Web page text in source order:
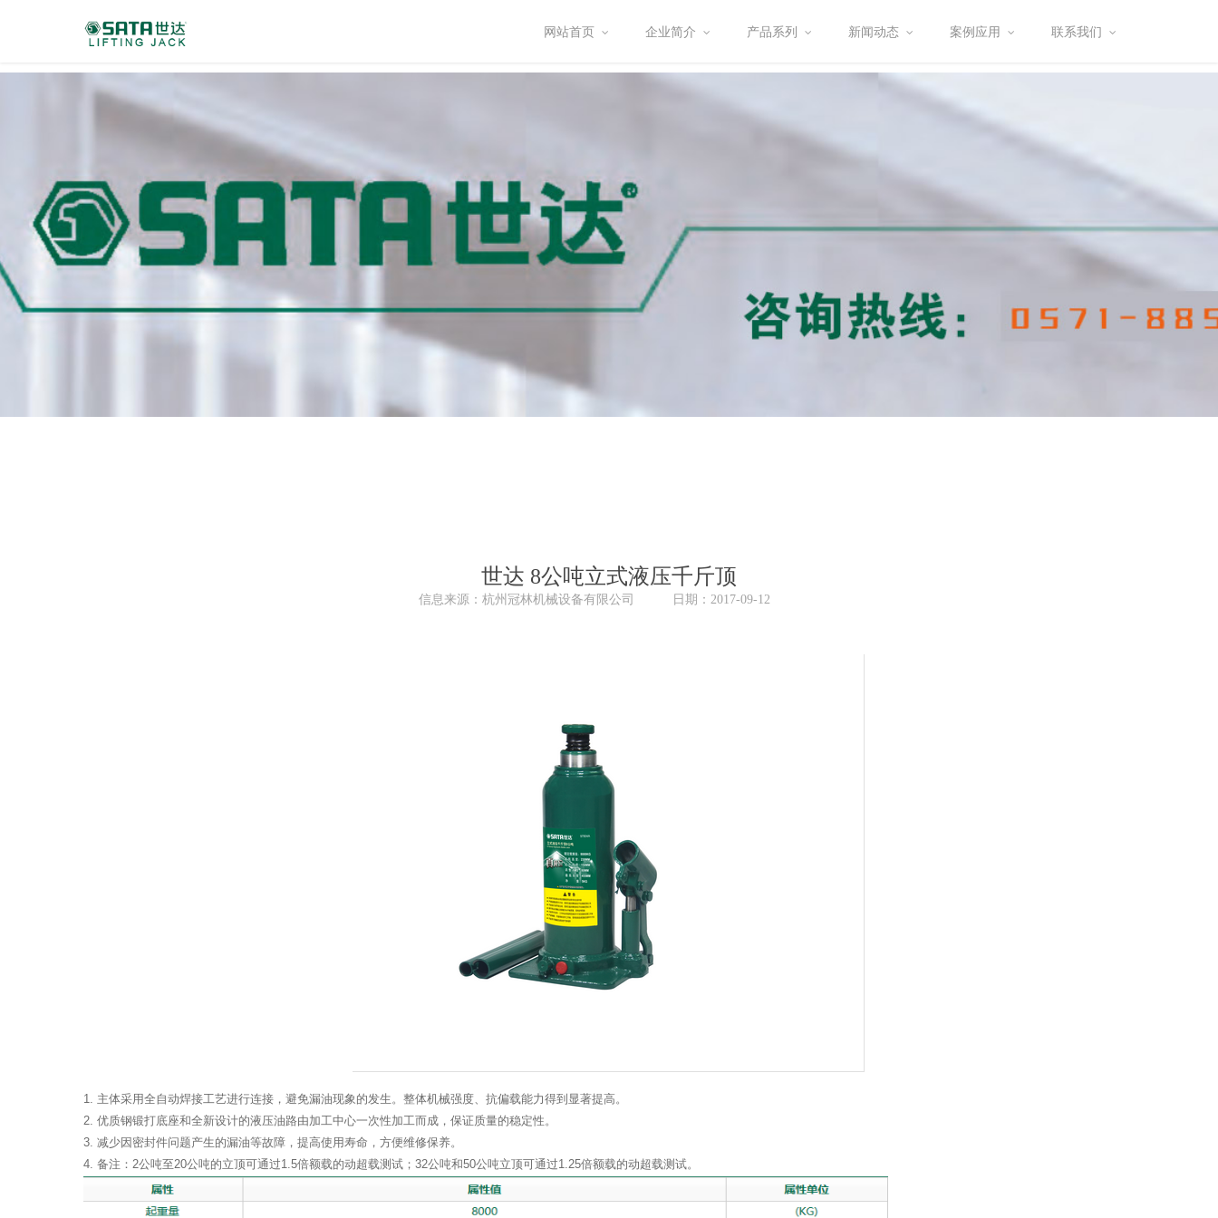
网站首页 企业简介 产品系列 新闻动态 案例应用 联系我们
世达 8公吨立式液压千斤顶
信息来源：杭州冠林机械设备有限公司 日期：2017-09-12
1. 主体采用全自动焊接工艺进行连接，避免漏油现象的发生。整体机械强度、抗偏载能力得到显著提高。
2. 优质钢锻打底座和全新设计的液压油路由加工中心一次性加工而成，保证质量的稳定性。
3. 减少因密封件问题产生的漏油等故障，提高使用寿命，方便维修保养。
4. 备注：2公吨至20公吨的立顶可通过1.5倍额载的动超载测试；32公吨和50公吨立顶可通过1.25倍额载的动超载测试。